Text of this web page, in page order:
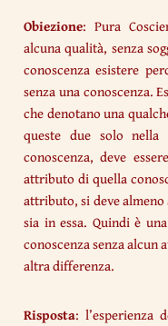
Obiezione: Pura
alcuna qualità, senza
conoscenza esistere
senza una conoscenza.
che denotano una
queste due solo nella
conoscenza, deve
attributo di quella
attributo, si deve almeno
sia in essa. Quindi è
conoscenza senza
altra differenza.
Risposta: l’esperienza